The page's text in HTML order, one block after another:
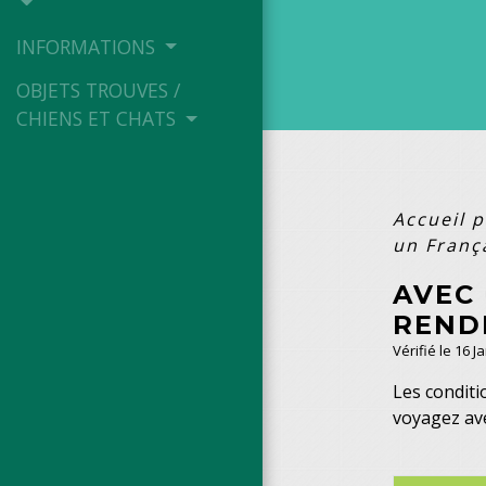
INFORMATIONS
OBJETS TROUVES /
CHIENS ET CHATS
Accueil
un
AVEC
Vérifié le 16
Les
voyagez